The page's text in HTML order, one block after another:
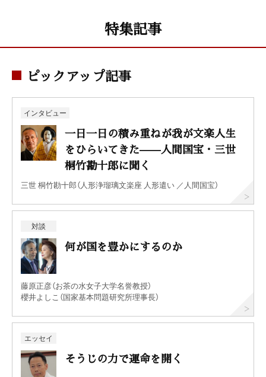
特集記事
ピックアップ記事
インタビュー
一日一日の積み重ねが我が文楽人生
をひらいてきた——人間国宝・三世
桐竹勘十郎に聞く
三世 桐竹勘十郎（人形浄瑠璃文楽座 人形遣い ／人間国宝）
対談
何が国を豊かにするのか
藤原正彦（お茶の水女子大学名誉教授）
櫻井よしこ（国家基本問題研究所理事長）
エッセイ
そうじの力で運命を開く